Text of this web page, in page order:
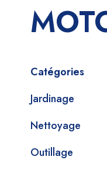
Catégories
Jardinage
Nettoyage
Outillage